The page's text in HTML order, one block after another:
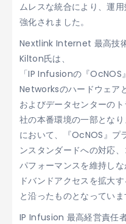
ムレスな統合により、運
強化されました。
Nextlink Internet 最高技
Kilton氏は、
「IP Infusionの『
Networksのハードウェア
およびデータセンターの
社の本番環境の一部とな
において、『OcNOS』プ
ンスタンダードへの対応
パフォーマンスを維持し
ドバンドアクセスを拡大
と沿ったものとなっていま
IP Infusion 最高経営責任